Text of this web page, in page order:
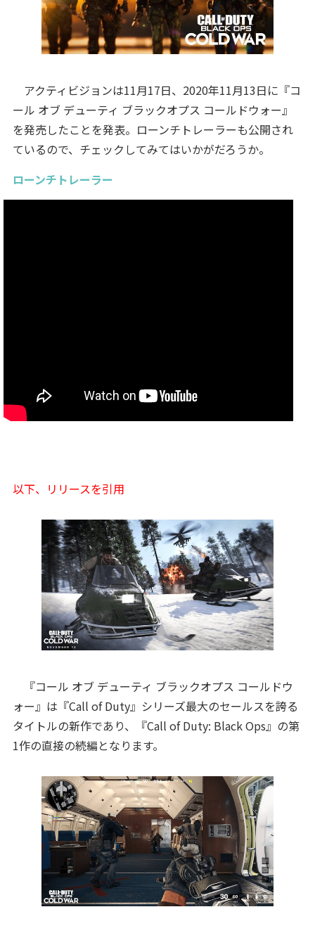
アクティビジョンは11月17日、2020年11月13日に『コ
ール オブ デューティ ブラックオプス コールドウォー』
を発売したことを発表。ローンチトレーラーも公開され
ているので、チェックしてみてはいかがだろうか。
ローンチトレーラー
以下、リリースを引用
『コール オブ デューティ ブラックオプス コールドウ
ォー』は『Call of Duty』シリーズ最大のセールスを誇る
タイトルの新作であり、『Call of Duty: Black Ops』の第
1作の直接の続編となります。